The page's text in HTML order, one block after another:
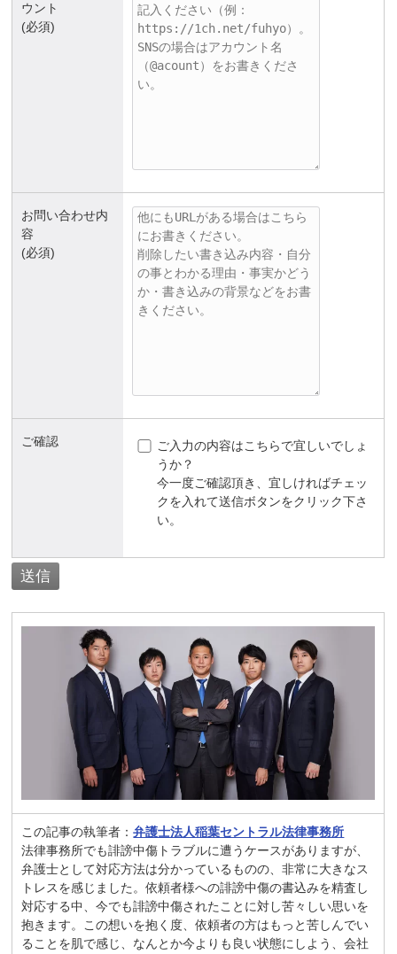
ウント
(必須)
お問い合わせ内
容
(必須)
ご確認
ご入力の内容はこちらで宜しいでしょ
うか？
今一度ご確認頂き、宜しければチェッ
クを入れて送信ボタンをクリック下さ
い。
この記事の執筆者：弁護士法人稲葉セントラル法律事務所
法律事務所でも誹謗中傷トラブルに遭うケースがありますが、
弁護士として対応方法は分かっているものの、非常に大きなス
トレスを感じました。依頼者様への誹謗中傷の書込みを精査し
対応する中、今でも誹謗中傷されたことに対し苦々しい思いを
抱きます。この想いを抱く度、依頼者の方はもっと苦しんでい
ることを肌で感じ、なんとか今よりも良い状態にしよう、会社